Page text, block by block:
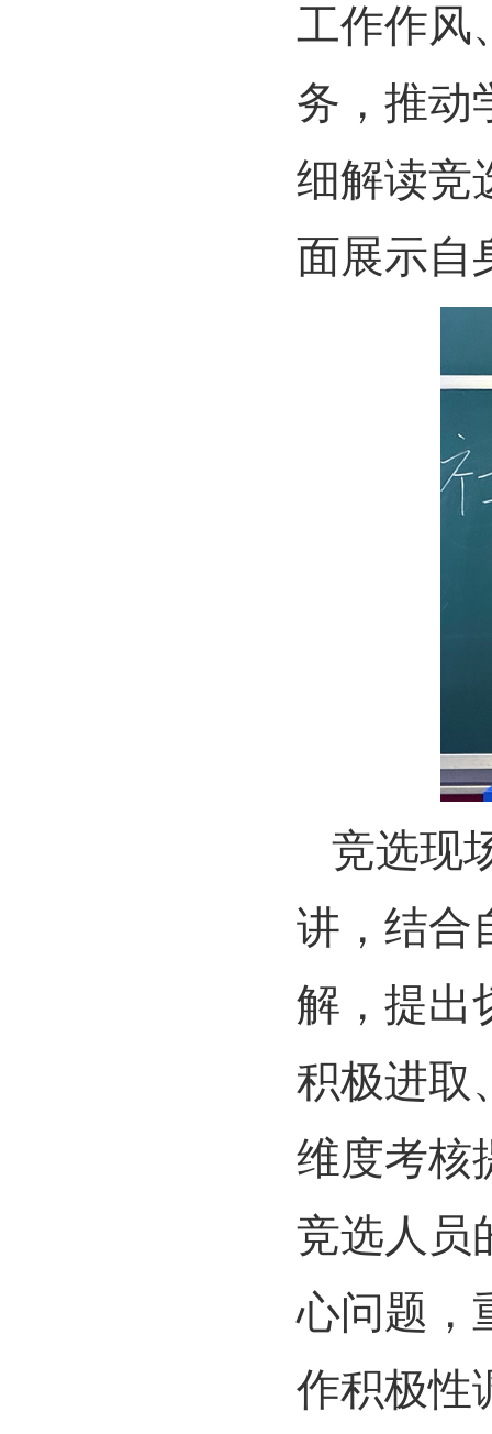
工作作风
务，推动
细解读竞
面展示自
竞选现
讲，结合
解，提出
积极进取
维度考核
竞选人员
心问题，
作积极性